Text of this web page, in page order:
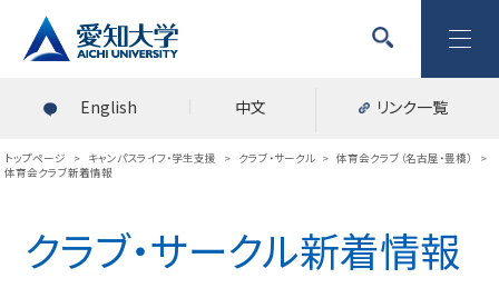
English 中文 リンク一覧
トップページ > キャンパスライフ・学生支援 > クラブ・サークル > 体育会クラブ（名古屋・豊橋）
>
体育会クラブ新着情報
クラブ・サークル新着情報